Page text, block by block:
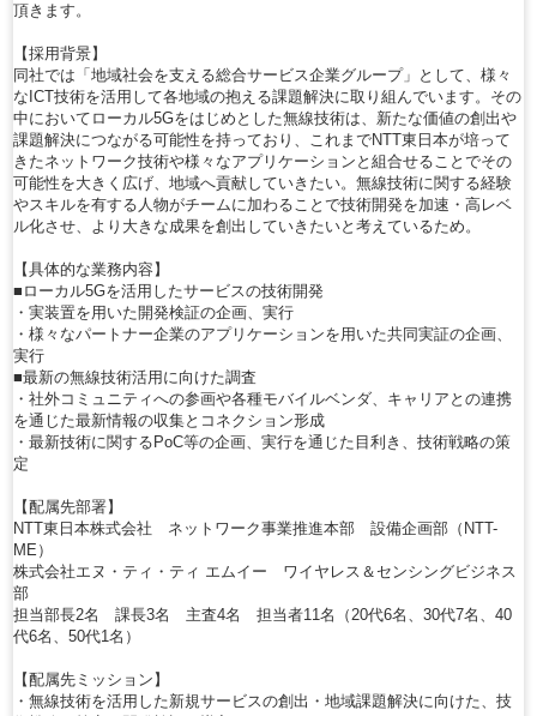
頂きます。
【採用背景】
同社では「地域社会を支える総合サービス企業グループ」として、様々
なICT技術を活用して各地域の抱える課題解決に取り組んでいます。その
中においてローカル5Gをはじめとした無線技術は、新たな価値の創出や
課題解決につながる可能性を持っており、これまでNTT東日本が培って
きたネットワーク技術や様々なアプリケーションと組合せることでその
可能性を大きく広げ、地域へ貢献していきたい。無線技術に関する経験
やスキルを有する人物がチームに加わることで技術開発を加速・高レベ
ル化させ、より大きな成果を創出していきたいと考えているため。
【具体的な業務内容】
■ローカル5Gを活用したサービスの技術開発
・実装置を用いた開発検証の企画、実行
・様々なパートナー企業のアプリケーションを用いた共同実証の企画、
実行
■最新の無線技術活用に向けた調査
・社外コミュニティへの参画や各種モバイルベンダ、キャリアとの連携
を通じた最新情報の収集とコネクション形成
・最新技術に関するPoC等の企画、実行を通じた目利き、技術戦略の策
定
【配属先部署】
NTT東日本株式会社 ネットワーク事業推進本部 設備企画部（NTT-
ME）
株式会社エヌ・ティ・ティ エムイー ワイヤレス＆センシングビジネス
部
担当部長2名 課長3名 主査4名 担当者11名（20代6名、30代7名、40
代6名、50代1名）
【配属先ミッション】
・無線技術を活用した新規サービスの創出・地域課題解決に向けた、技